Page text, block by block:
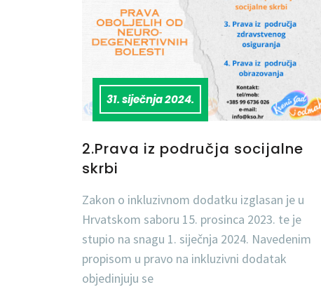
31. siječnja 2024.
2.Prava iz područja socijalne
skrbi
Zakon o inkluzivnom dodatku izglasan je u
Hrvatskom saboru 15. prosinca 2023. te je
stupio na snagu 1. siječnja 2024. Navedenim
propisom u pravo na inkluzivni dodatak
objedinjuju se